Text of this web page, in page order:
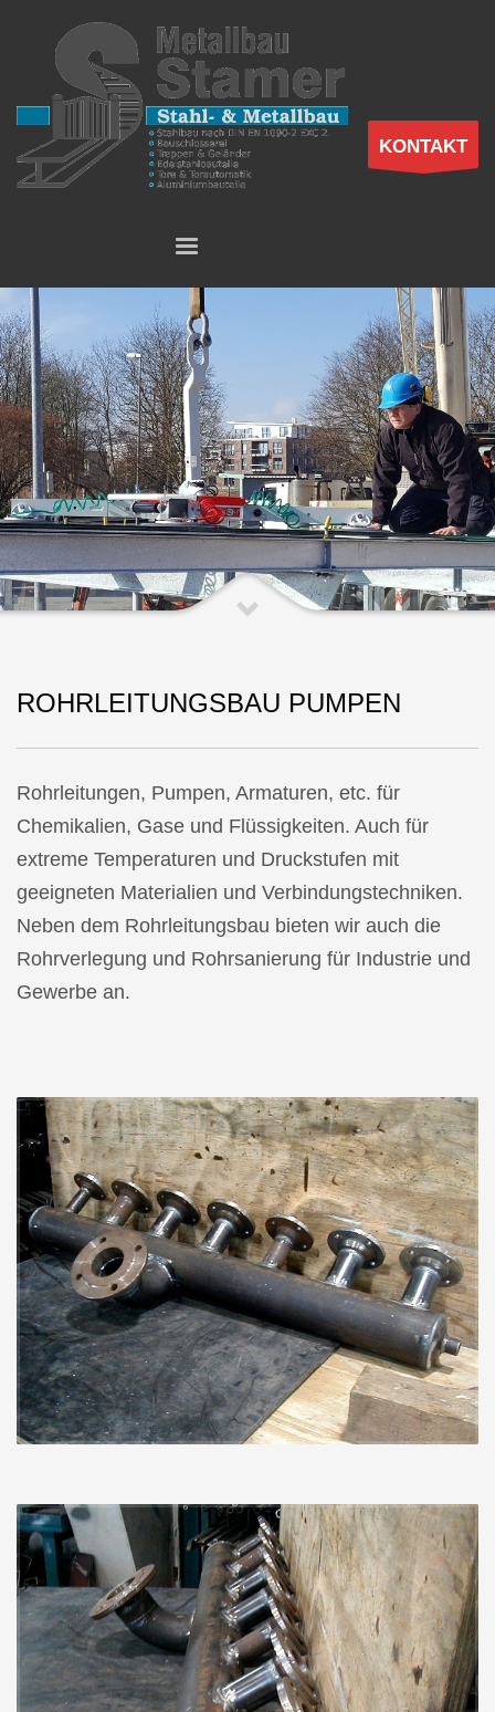
KONTAKT
ROHRLEITUNGSBAU PUMPEN
Rohrleitungen, Pumpen, Armaturen, etc. für
Chemikalien, Gase und Flüssigkeiten. Auch für
extreme Temperaturen und Druckstufen mit
geeigneten Materialien und Verbindungstechniken.
Neben dem Rohrleitungsbau bieten wir auch die
Rohrverlegung und Rohrsanierung für Industrie und
Gewerbe an.